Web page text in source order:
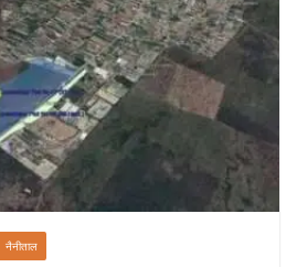
नैनीताल